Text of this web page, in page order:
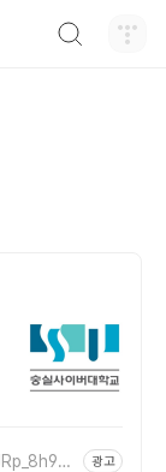
광고